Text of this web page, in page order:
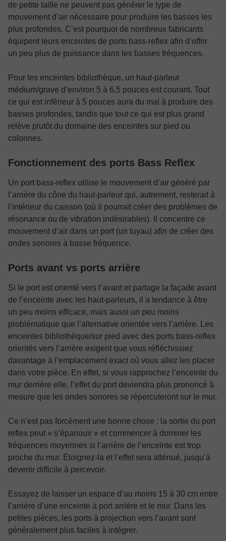
de petite taille ne peuvent pas générer le type de
mouvement d’air nécessaire pour produire les basses les
plus profondes. C’est pourquoi de nombreux fabricants
équipent leurs enceintes de ports bass-reflex afin d’offrir
un peu plus de puissance dans les basses fréquences.
Pour les enceintes bibliothèque, un haut-parleur
médium/grave d’environ 5 à 6,5 pouces est courant. Tout
ce qui est inférieur à 5 pouces aura du mal à produire des
basses profondes, tandis que tout ce qui est plus grand
relève plutôt du domaine des enceintes sur pied ou
colonnes.
Fonctionnement des ports Bass Reflex
Un port bass-reflex utilise le mouvement d’air généré par
l’arrière du cône du haut-parleur qui, autrement, resterait à
l’intérieur du caisson (où il pourrait créer des problèmes de
résonance ou de vibration indésirables). Il concentre ce
mouvement d’air dans un port (un tuyau) afin de créer des
ondes sonores à basse fréquence.
Ports avant vs ports arrière
Si le port est orienté vers l’avant et partage la façade avant
de l’enceinte avec les haut-parleurs, il a tendance à être
un peu moins efficace, mais aussi un peu moins
problématique que l’alternative orientée vers l’arrière. Les
enceintes bibliothèque/sur pied avec des ports bass-reflex
orientés vers l’arrière exigent que vous réfléchissiez
davantage à l’emplacement exact où vous allez les placer
dans votre pièce. En effet, si vous rapprochez l’enceinte du
mur derrière elle, l’effet du port deviendra plus prononcé à
mesure que les ondes sonores se répercuteront sur le mur.
Ce n’est pas forcément une bonne chose : la sortie du port
reflex peut « s’épanouir » et commencer à dominer les
fréquences moyennes si l’arrière de l’enceinte est trop
proche du mur. Éloignez-la et l’effet sera atténué, jusqu’à
devenir difficile à percevoir.
Essayez de laisser un espace d’au moins 15 à 30 cm entre
l’arrière d’une enceinte à port arrière et le mur. Dans les
petites pièces, les ports à projection vers l’avant sont
généralement plus faciles à intégrer.